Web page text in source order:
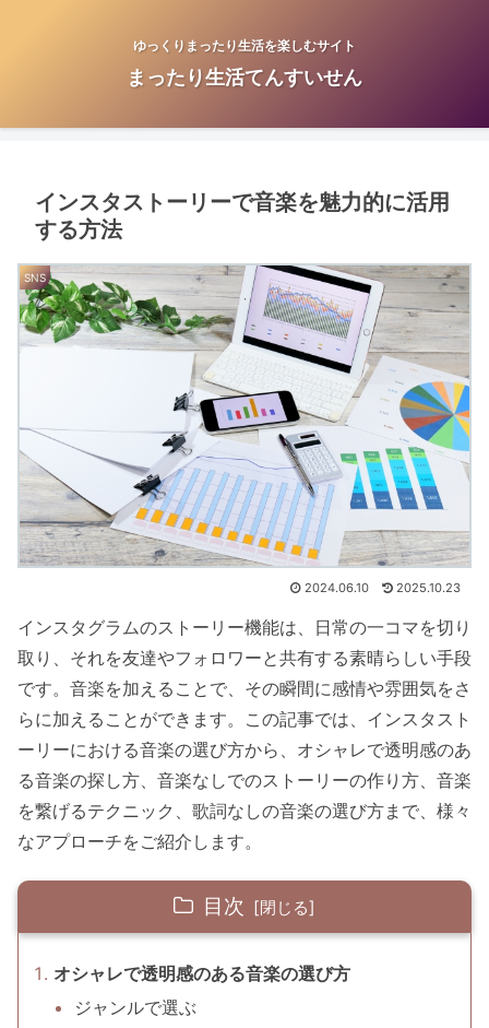
ゆっくりまったり生活を楽しむサイト
まったり生活てんすいせん
インスタストーリーで音楽を魅力的に活用
する方法
SNS
2024.06.10 2025.10.23
インスタグラムのストーリー機能は、日常の一コマを切り
取り、それを友達やフォロワーと共有する素晴らしい手段
です。音楽を加えることで、その瞬間に感情や雰囲気をさ
らに加えることができます。この記事では、インスタスト
ーリーにおける音楽の選び方から、オシャレで透明感のあ
る音楽の探し方、音楽なしでのストーリーの作り方、音楽
を繋げるテクニック、歌詞なしの音楽の選び方まで、様々
なアプローチをご紹介します。
目次
オシャレで透明感のある音楽の選び方
ジャンルで選ぶ